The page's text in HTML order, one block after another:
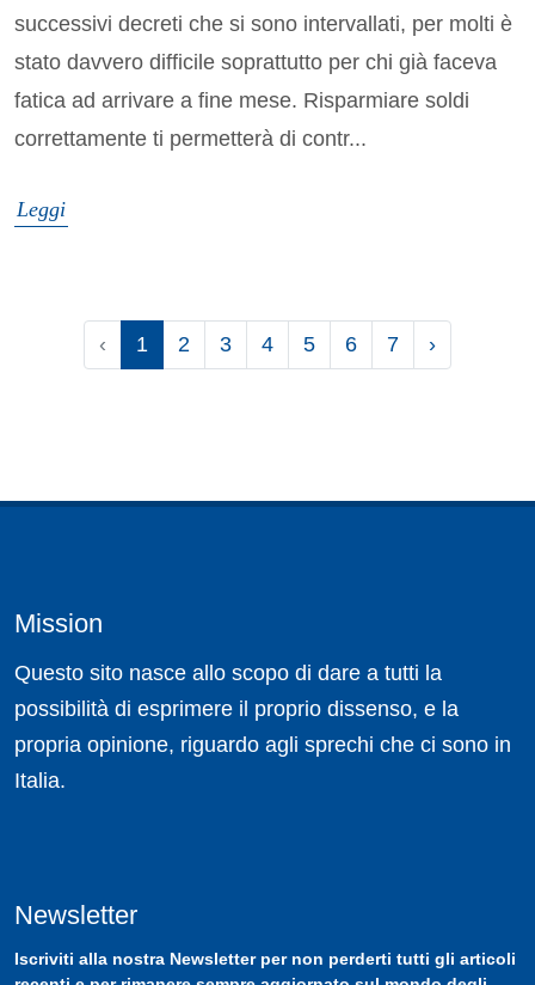
successivi decreti che si sono intervallati, per molti è
stato davvero difficile soprattutto per chi già faceva
fatica ad arrivare a fine mese. Risparmiare soldi
correttamente ti permetterà di contr...
Leggi
‹ 1 2 3 4 5 6 7 ›
Mission
Questo sito nasce allo scopo di dare a tutti la
possibilità di esprimere il proprio dissenso, e la
propria opinione, riguardo agli sprechi che ci sono in
Italia.
Newsletter
Iscriviti alla nostra Newsletterper non perderti tutti gli articoli